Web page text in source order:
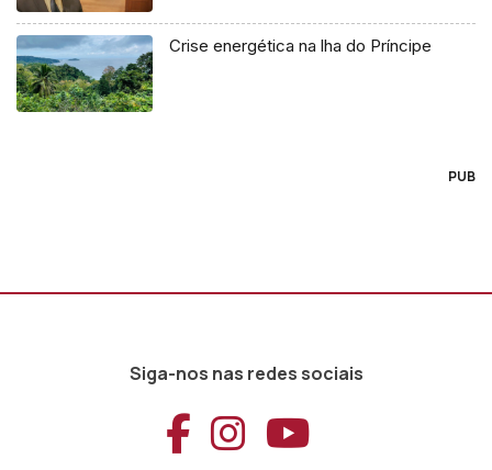
Crise energética na lha do Príncipe
PUB
Siga-nos nas redes sociais
Aceder ao
Aceder ao
Aceder